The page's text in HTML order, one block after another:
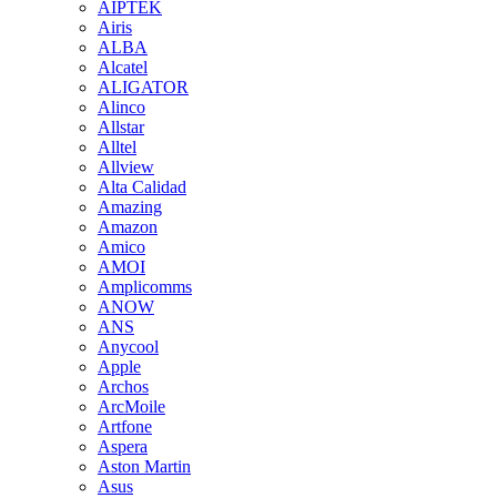
AIPTEK
Airis
ALBA
Alcatel
ALIGATOR
Alinco
Allstar
Alltel
Allview
Alta Calidad
Amazing
Amazon
Amico
AMOI
Amplicomms
ANOW
ANS
Anycool
Apple
Archos
ArcMoile
Artfone
Aspera
Aston Martin
Asus